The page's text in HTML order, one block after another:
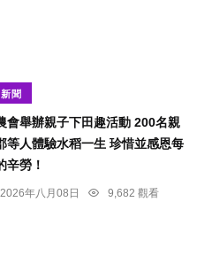
聞
會舉辦親子下田趣活動 200名親
等人體驗水稻一生 珍惜並感恩每
辛勞！
2026年八月08日
9,682 觀看